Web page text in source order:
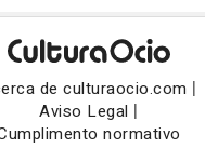
de culturaocio.com |
Aviso Legal |
normativo